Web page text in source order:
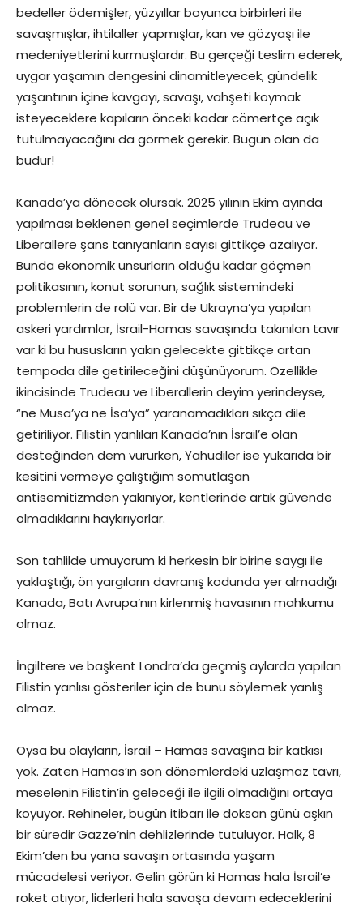
bedeller ödemişler, yüzyıllar boyunca birbirleri ile
savaşmışlar, ihtilaller yapmışlar, kan ve gözyaşı ile
medeniyetlerini kurmuşlardır. Bu gerçeği teslim ederek,
uygar yaşamın dengesini dinamitleyecek, gündelik
yaşantının içine kavgayı, savaşı, vahşeti koymak
isteyeceklere kapıların önceki kadar cömertçe açık
tutulmayacağını da görmek gerekir. Bugün olan da
budur!
Kanada’ya dönecek olursak. 2025 yılının Ekim ayında
yapılması beklenen genel seçimlerde Trudeau ve
Liberallere şans tanıyanların sayısı gittikçe azalıyor.
Bunda ekonomik unsurların olduğu kadar göçmen
politikasının, konut sorunun, sağlık sistemindeki
problemlerin de rolü var. Bir de Ukrayna’ya yapılan
askeri yardımlar, İsrail-Hamas savaşında takınılan tavır
var ki bu hususların yakın gelecekte gittikçe artan
tempoda dile getirileceğini düşünüyorum. Özellikle
ikincisinde Trudeau ve Liberallerin deyim yerindeyse,
“ne Musa’ya ne İsa’ya” yaranamadıkları sıkça dile
getiriliyor. Filistin yanlıları Kanada’nın İsrail’e olan
desteğinden dem vururken, Yahudiler ise yukarıda bir
kesitini vermeye çalıştığım somutlaşan
antisemitizmden yakınıyor, kentlerinde artık güvende
olmadıklarını haykırıyorlar.
Son tahlilde umuyorum ki herkesin bir birine saygı ile
yaklaştığı, ön yargıların davranış kodunda yer almadığı
Kanada, Batı Avrupa’nın kirlenmiş havasının mahkumu
olmaz.
İngiltere ve başkent Londra’da geçmiş aylarda yapılan
Filistin yanlısı gösteriler için de bunu söylemek yanlış
olmaz.
Oysa bu olayların, İsrail – Hamas savaşına bir katkısı
yok. Zaten Hamas’ın son dönemlerdeki uzlaşmaz tavrı,
meselenin Filistin’in geleceği ile ilgili olmadığını ortaya
koyuyor. Rehineler, bugün itibarı ile doksan günü aşkın
bir süredir Gazze’nin dehlizlerinde tutuluyor. Halk, 8
Ekim’den bu yana savaşın ortasında yaşam
mücadelesi veriyor. Gelin görün ki Hamas hala İsrail’e
roket atıyor, liderleri hala savaşa devam edeceklerini